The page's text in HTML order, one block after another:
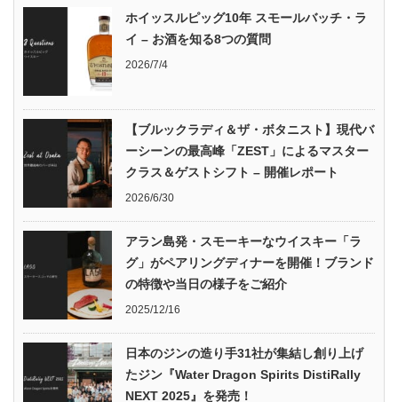
ホイッスルピッグ10年 スモールバッチ・ラ
イ – お酒を知る8つの質問
2026/7/4
【ブルックラディ＆ザ・ボタニスト】現代バ
ーシーンの最高峰「ZEST」によるマスター
クラス＆ゲストシフト – 開催レポート
2026/6/30
アラン島発・スモーキーなウイスキー「ラ
グ」がペアリングディナーを開催！ブランド
の特徴や当日の様子をご紹介
2025/12/16
日本のジンの造り手31社が集結し創り上げ
たジン『Water Dragon Spirits DistiRally
NEXT 2025』を発売！